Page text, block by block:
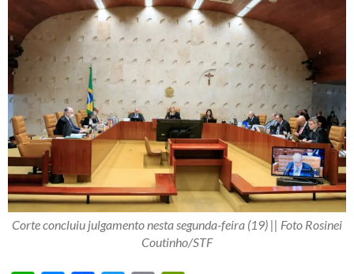
Corte concluiu julgamento nesta segunda-feira (19) || Foto Rosinei
Coutinho/STF